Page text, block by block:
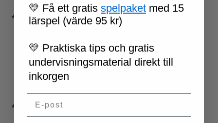
RELIGIONSKUNSKAP
★ SERIER
ESCAPE ROOMS
NIVÅINDELADE LÄSTEXTER
LÄSKORT FAKTA
SPRÅKSPIRALEN
MATTESPIRALEN
★ SÄSONG OCH HÖGTIDER
100 SKOLDAGAR
💛 Få ett gratis spelpaket med 15
lärspel (värde 95 kr)
💛 Praktiska tips och gratis
undervisningsmaterial direkt till
inkorgen